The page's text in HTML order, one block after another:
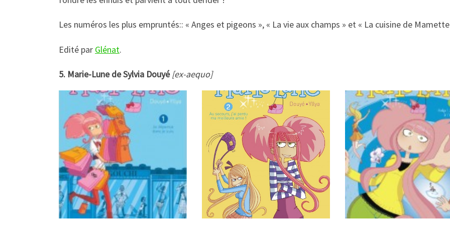
Les numéros les plus empruntés:: « Anges et pigeons », « La vie aux champs » et « La cuisine de
Edité par Glénat.
5. Marie-Lune de Sylvia Douyé[ex-aequo]